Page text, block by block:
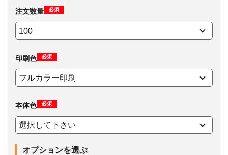
注文数量 必須
印刷色 必須
本体色 必須
オプションを選ぶ